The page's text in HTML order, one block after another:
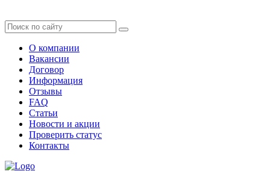
О компании
Вакансии
Договор
Информация
Отзывы
FAQ
Статьи
Новости и акции
Проверить статус
Контакты